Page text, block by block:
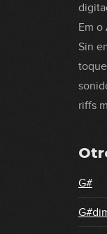
Em o
Sin
riffs
G#